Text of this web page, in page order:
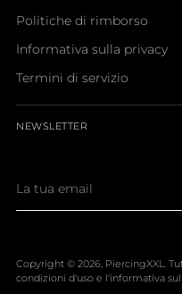
Politiche di rimborso
Informativa sulla privacy
Termini di servizio
NEWSLETTER
tua
email
Copyright © 2026, PiercingXXL.
condizioni d'uso e l'informativa